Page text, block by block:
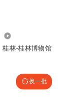
桂林-桂林博物馆
换一批